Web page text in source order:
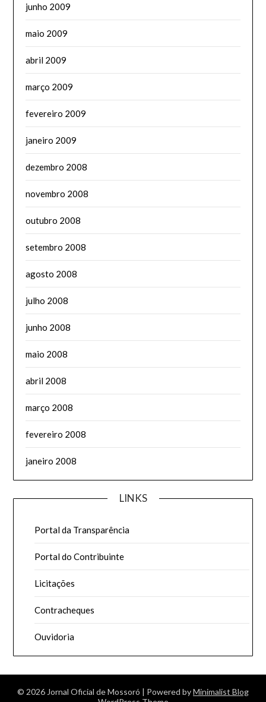
junho 2009
maio 2009
abril 2009
março 2009
fevereiro 2009
janeiro 2009
dezembro 2008
novembro 2008
outubro 2008
setembro 2008
agosto 2008
julho 2008
junho 2008
maio 2008
abril 2008
março 2008
fevereiro 2008
janeiro 2008
LINKS
Portal da Transparência
Portal do Contribuinte
Licitações
Contracheques
Ouvidoria
© 2026 Jornal Oficial de Mossoró | Powered byMinimalist Blog